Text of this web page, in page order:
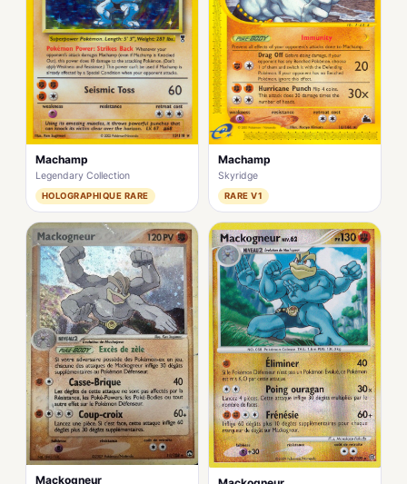
Machamp
Legendary Collection
HOLOGRAPHIQUE RARE
Machamp
Skyridge
RARE V1
Mackogneur